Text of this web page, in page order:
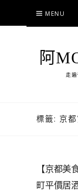
content
MENU
阿
走遍
標籤: 京
【京都美
町平價居